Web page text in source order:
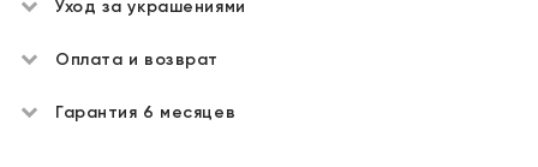
Уход за украшениями
Оплата и возврат
Гарантия 6 месяцев